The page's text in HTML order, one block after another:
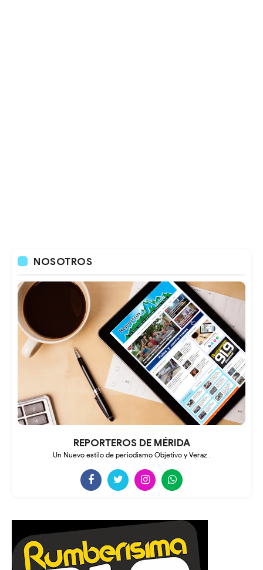
NOSOTROS
REPORTEROS DE MÉRIDA
Un Nuevo estilo de periodismo Objetivo y Veraz .